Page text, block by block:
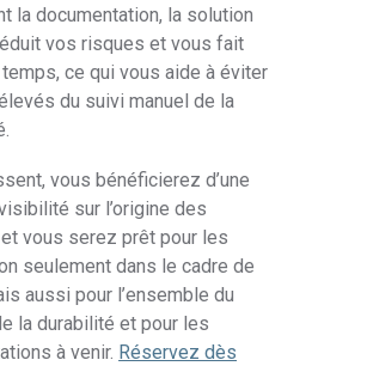
la documentation, la solution
vos risques et vous fait
ce qui vous aide à éviter
du suivi manuel de la
vous bénéficierez d’une
sur l’origine des
vous serez prêt pour les
seulement dans le cadre de
aussi pour l’ensemble du
la durabilité et pour les
à venir. Réservez dès